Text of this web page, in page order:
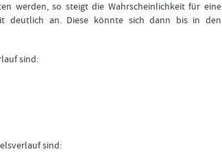
werden, so steigt die Wahrscheinlichkeit für eine
deutlich an. Diese könnte sich dann bis in den
sind:
sind: